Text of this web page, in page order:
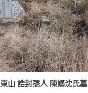
東山 誥封孺人 陳媽沈氏墓